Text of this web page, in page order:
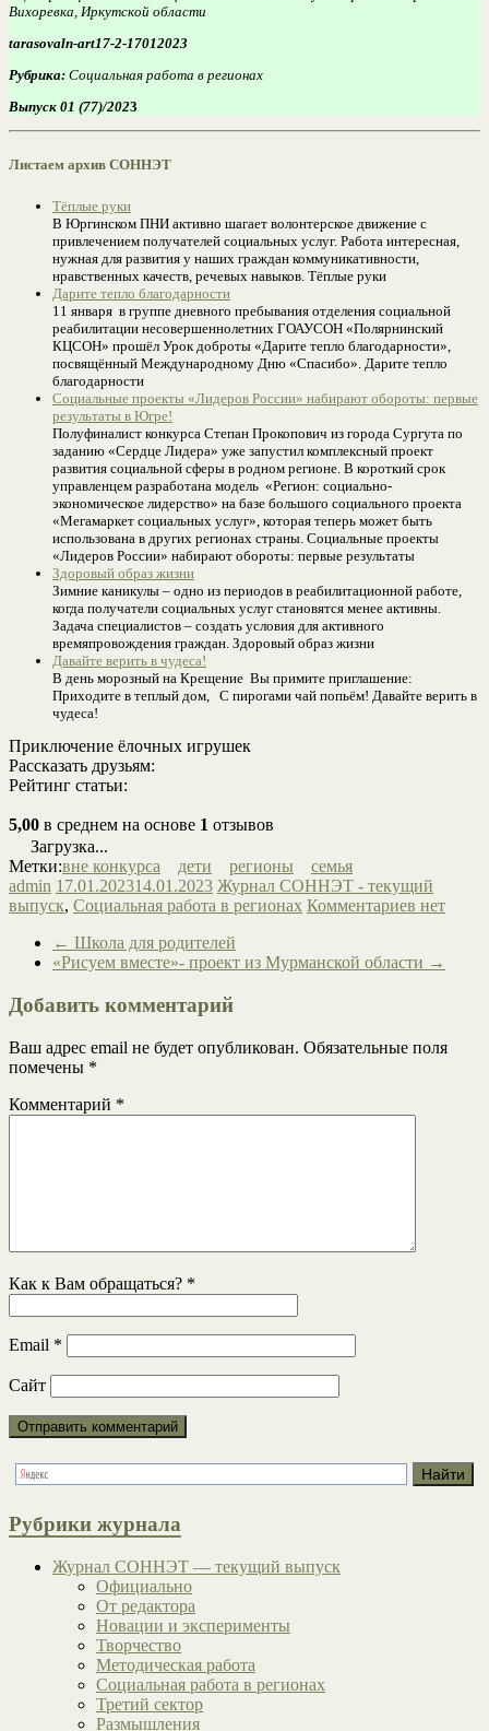
Вихоревка, Иркутской области
tarasovaln-art17-2-17012023
Рубрика: Социальная работа в регионах
Выпуск 01 (77)/2023
Листаем архив СОННЭТ
Тёплые руки
В Юргинском ПНИ активно шагает волонтерское движение с
привлечением получателей социальных услуг. Работа интересная,
нужная для развития у наших граждан коммуникативности,
нравственных качеств, речевых навыков. Тёплые руки
Дарите тепло благодарности
11 января в группе дневного пребывания отделения социальной
реабилитации несовершеннолетних ГОАУСОН «Полярнинский
КЦСОН» прошёл Урок доброты «Дарите тепло благодарности»,
посвящённый Международному Дню «Спасибо». Дарите тепло
благодарности
Социальные проекты «Лидеров России» набирают обороты: первые
результаты в Югре!
Полуфиналист конкурса Степан Прокопович из города Сургута по
заданию «Сердце Лидера» уже запустил комплексный проект
развития социальной сферы в родном регионе. В короткий срок
управленцем разработана модель «Регион: социально-
экономическое лидерство» на базе большого социального проекта
«Мегамаркет социальных услуг», которая теперь может быть
использована в других регионах страны. Социальные проекты
«Лидеров России» набирают обороты: первые результаты
Здоровый образ жизни
Зимние каникулы – одно из периодов в реабилитационной работе,
когда получатели социальных услуг становятся менее активны.
Задача специалистов – создать условия для активного
времяпровождения граждан. Здоровый образ жизни
Давайте верить в чудеса!
В день морозный на Крещение Вы примите приглашение:
Приходите в теплый дом, С пирогами чай попьём! Давайте верить в
чудеса!
Приключение ёлочных игрушек
Рассказать друзьям:
Рейтинг статьи:
5,00 в среднем на основе 1 отзывов
Загрузка...
Метки:вне конкурса дети регионы
семья
admin 17.01.202314.01.2023 Журнал СОННЭТ - текущий
выпуск, Социальная работа в регионах Комментариев нет
← Школа для родителей
«Рисуем вместе»- проект из Мурманской области →
Добавить комментарий
Ваш адрес email не будет опубликован. Обязательные поля
помечены *
Комментарий *
Как к Вам обращаться? *
Email *
Сайт
Рубрики журнала
Журнал СОННЭТ — текущий выпуск
Официально
От редактора
Новации и эксперименты
Творчество
Методическая работа
Социальная работа в регионах
Третий сектор
Размышления